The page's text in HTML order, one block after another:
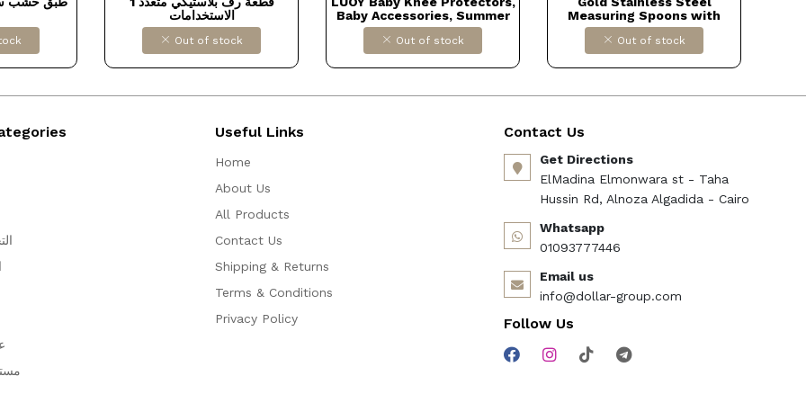
الاستخدامات
Out of stock
Baby Accessories, Summer
Child Protection Products,
Crawling Knee Protectors
Dollars for import كود
‎B0915GP1L8
Out of stock
Measuring Spoons with
Wooden Handle Suitable for
Kitchen, Food, Liquids and
Baking, Dollars for import كود
B0CBMFM39R
Out of stock
Useful Links
Home
About Us
All Products
Contact Us
Shipping & Returns
Terms & Conditions
Privacy Policy
Contact Us
Get Directions
ElMadina Elmonwara st - Taha
Hussin Rd, Alnoza Algadida - Cairo
Whatsapp
01093777446
Email us
info@dollar-group.com
Follow Us